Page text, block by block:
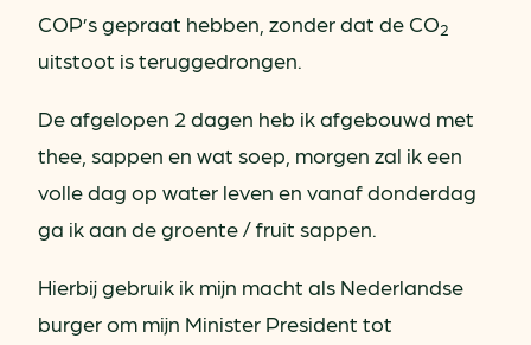
COP’s gepraat hebben, zonder dat de CO2
uitstoot is teruggedrongen.
De afgelopen 2 dagen heb ik afgebouwd met
thee, sappen en wat soep, morgen zal ik een
volle dag op water leven en vanaf donderdag
ga ik aan de groente / fruit sappen.
Hierbij gebruik ik mijn macht als Nederlandse
burger om mijn Minister President tot